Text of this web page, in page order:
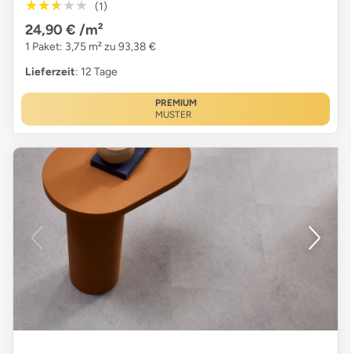
★★★★★
★★★★★ (1)
24,90 € /m²
1 Paket: 3,75 m² zu 93,38 €
Lieferzeit: 12 Tage
PREMIUM
MUSTER